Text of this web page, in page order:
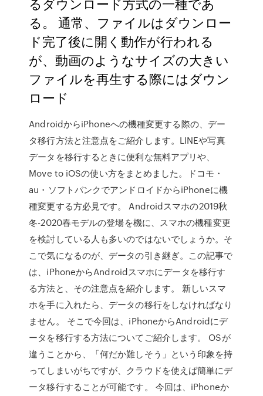
る。 通常、ファイルはダウンロー
ド完了後に開く動作が行われる
が、動画のようなサイズの大きい
ファイルを再生する際にはダウン
ロード
AndroidからiPhoneへの機種変更する際の、デー
タ移行方法と注意点をご紹介します。LINEや写真
データを移行するときに便利な無料アプリや、
Move to iOSの使い方をまとめました。ドコモ・
au・ソフトバンクでアンドロイドからiPhoneに機
種変更する方必見です。 Androidスマホの2019秋
冬-2020春モデルの登場を機に、スマホの機種変更
を検討している人も多いのではないでしょうか。そ
こで気になるのが、データの引き継ぎ。この記事で
は、iPhoneからAndroidスマホにデータを移行す
る方法と、その注意点を紹介します。 新しいスマ
ホを手に入れたら、データの移行をしなければなり
ません。 そこで今回は、iPhoneからAndroidにデ
ータを移行する方法についてご紹介します。 OSが
違うことから、「何だか難しそう」という印象を持
ってしまいがちですが、クラウドを使えば簡単にデ
ータ移行することが可能です。 今回は、iPhoneか